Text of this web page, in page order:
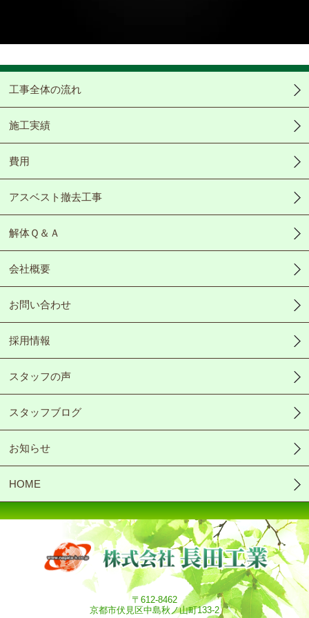
Video
工事全体の流れ
施工実績
費用
アスベスト撤去工事
解体Ｑ＆Ａ
会社概要
お問い合わせ
採用情報
スタッフの声
スタッフブログ
お知らせ
HOME
〒612-8462
京都市伏見区中島秋ノ山町133-2